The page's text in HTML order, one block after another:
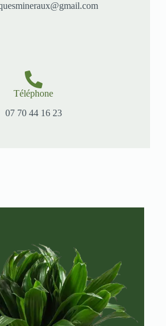
Téléphone
07 70 44 16 23